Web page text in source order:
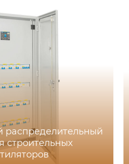
распределительный
строительных